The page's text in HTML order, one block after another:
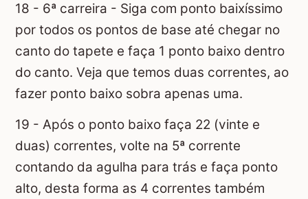
18 - 6ª carreira - Siga com ponto baixíssimo
por todos os pontos de base até chegar no
canto do tapete e faça 1 ponto baixo dentro
do canto. Veja que temos duas correntes, ao
fazer ponto baixo sobra apenas uma.
19 - Após o ponto baixo faça 22 (vinte e
duas) correntes, volte na 5ª corrente
contando da agulha para trás e faça ponto
alto, desta forma as 4 correntes também